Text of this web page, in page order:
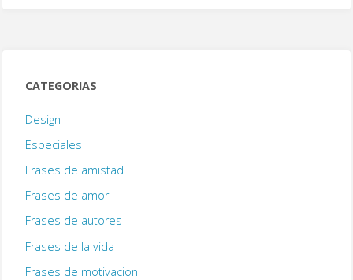
CATEGORIAS
Design
Especiales
Frases de amistad
Frases de amor
Frases de autores
Frases de la vida
Frases de motivacion